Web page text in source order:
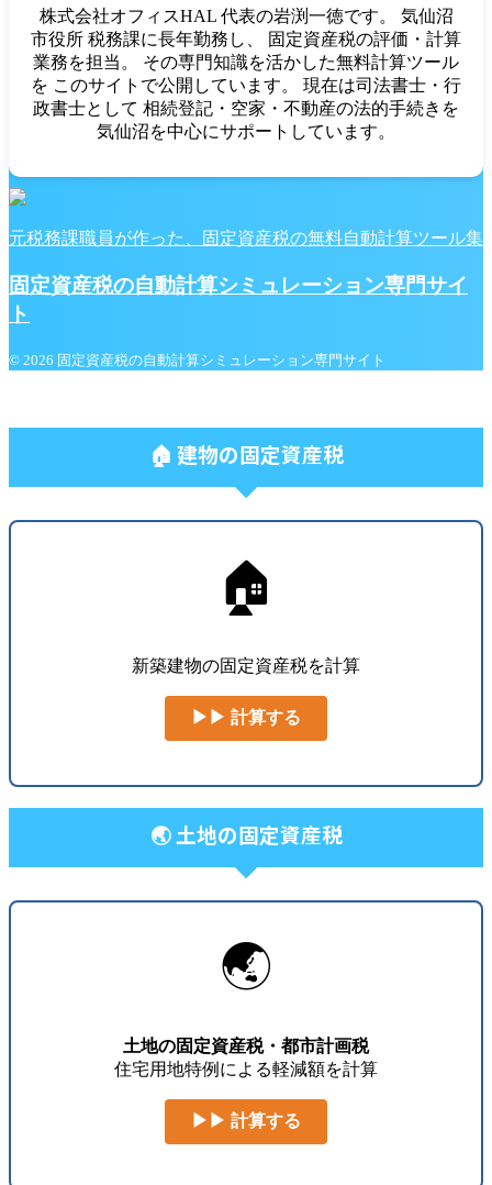
株式会社オフィスHAL 代表の岩渕一徳です。 気仙沼
市役所 税務課に長年勤務し、 固定資産税の評価・計算
業務を担当。 その専門知識を活かした無料計算ツール
を このサイトで公開しています。 現在は司法書士・行
政書士として 相続登記・空家・不動産の法的手続きを
気仙沼を中心にサポートしています。
元税務課職員が作った、固定資産税の無料自動計算ツール集
固定資産税の自動計算シミュレーション専門サイ
ト
© 2026 固定資産税の自動計算シミュレーション専門サイト
🏠 建物の固定資産税
🏠
新築建物の固定資産税を計算
▶▶ 計算する
🌏 土地の固定資産税
🌏
土地の固定資産税・都市計画税
住宅用地特例による軽減額を計算
▶▶ 計算する